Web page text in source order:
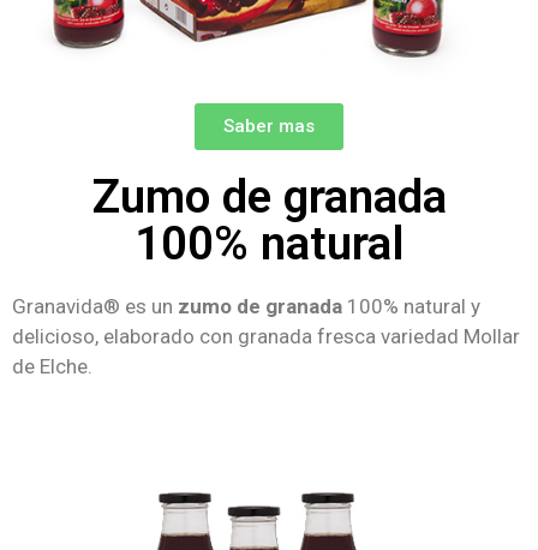
Saber mas
Zumo de granada
100% natural
Granavida® es un zumo de granada 100% natural y
delicioso, elaborado con granada fresca variedad Mollar
de Elche.